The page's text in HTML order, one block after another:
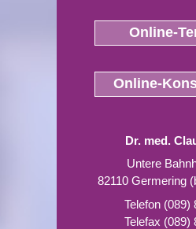
Online-
Online-
Dr. med.
Untere
82110 Germering
Telefon (089)
Telefax (089)